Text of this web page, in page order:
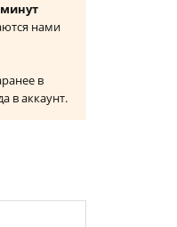
минут
нами
в
в аккаунт.